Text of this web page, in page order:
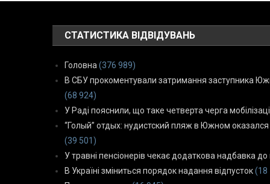
СТАТИСТИКА ВІДВІДУВАНЬ
Головна (376 989)
В СБУ прокоментували затримання заступника
(68 924)
У Раді пояснили, що таке четверта черга
“Голый” отдых: нудистский пляж в Южном
(39 501)
У травні пенсіонерів чекає додаткова надбавка до
В Україні зміниться порядок надання відпусток (18